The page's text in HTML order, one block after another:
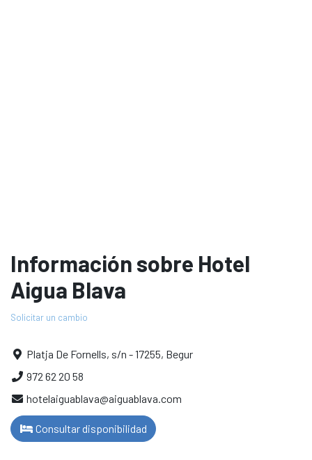
Información sobre Hotel
Aigua Blava
Solicitar un cambio
Platja De Fornells, s/n - 17255, Begur
972 62 20 58
hotelaiguablava@aiguablava.com
Consultar disponibilidad